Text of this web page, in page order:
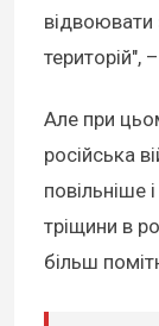
відвоювати
територій",
Але при
російська
повільніше
тріщини в
більш